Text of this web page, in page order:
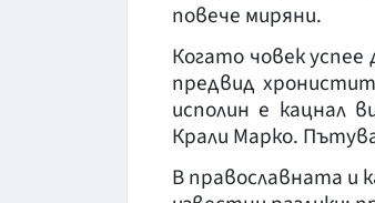
повече миряни.
Когато човек
предвид
исполин е кацнал
Крали Марко.
В православната и